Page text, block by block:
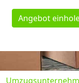
Angebot